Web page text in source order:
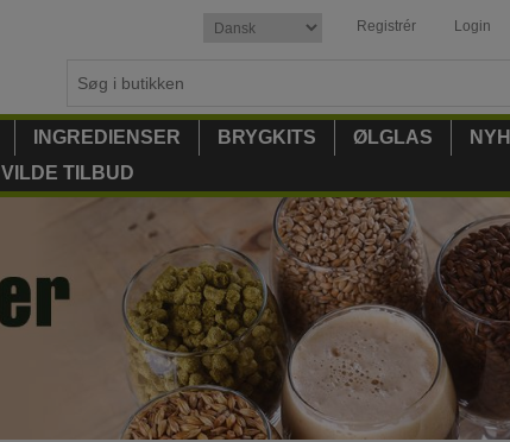
Registrér Login
INGREDIENSER BRYGKITS ØLGLAS
VILDE TILBUD